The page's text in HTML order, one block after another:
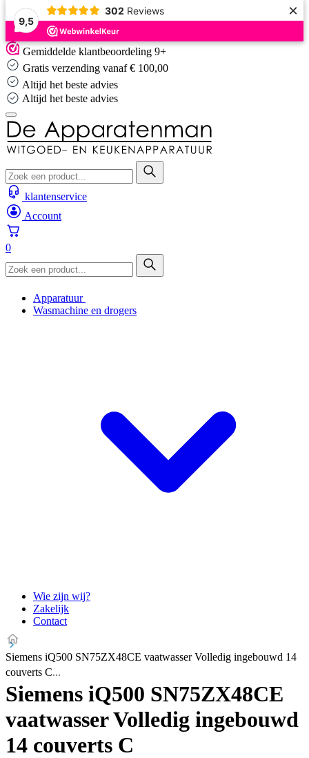
9,5
302 Reviews ×
Skip
to
content
Gemiddelde klantbeoordeling 9+
Gratis verzending vanaf € 100,00
Altijd het beste advies
Altijd het beste advies
klantenservice
Account
0
Apparatuur
Wasmachine en drogers
Wie zijn wij?
Zakelijk
Contact
Siemens iQ500 SN75ZX48CE vaatwasser Volledig ingebouwd 14
couverts C
Siemens iQ500 SN75ZX48CE
vaatwasser Volledig ingebouwd
14 couverts C